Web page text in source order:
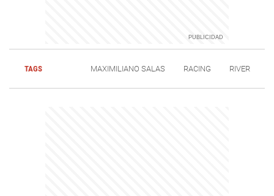
TAGS MAXIMILIANO SALAS RACING RIVER